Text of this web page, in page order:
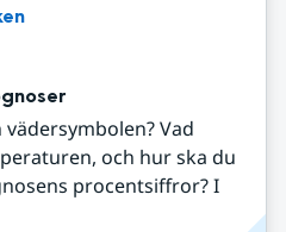
Vad
och hur ska du
procentsiffror? I